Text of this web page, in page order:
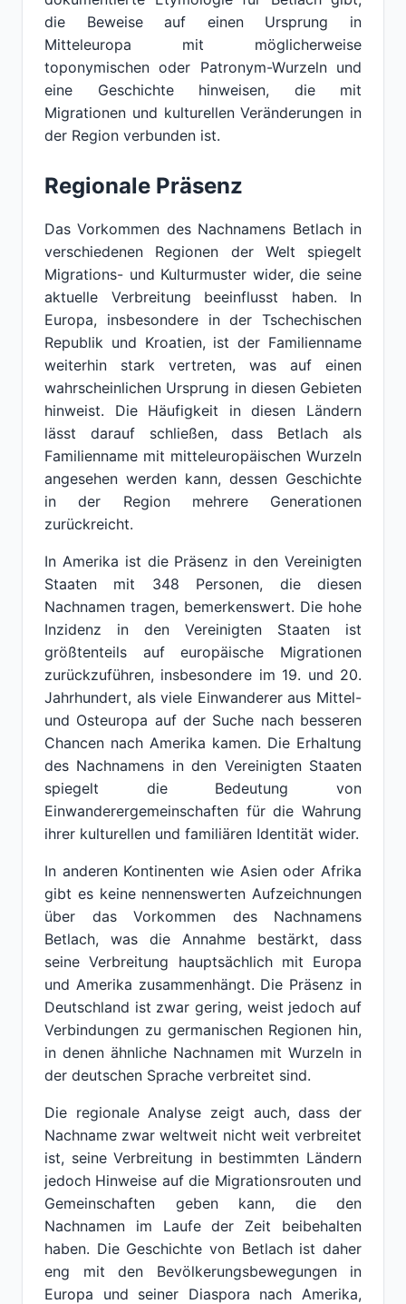
die Beweise auf einen Ursprung in
Mitteleuropa mit möglicherweise
toponymischen oder Patronym-Wurzeln und
eine Geschichte hinweisen, die mit
Migrationen und kulturellen Veränderungen in
der Region verbunden ist.
Regionale Präsenz
Das Vorkommen des Nachnamens Betlach in
verschiedenen Regionen der Welt spiegelt
Migrations- und Kulturmuster wider, die seine
aktuelle Verbreitung beeinflusst haben. In
Europa, insbesondere in der Tschechischen
Republik und Kroatien, ist der Familienname
weiterhin stark vertreten, was auf einen
wahrscheinlichen Ursprung in diesen Gebieten
hinweist. Die Häufigkeit in diesen Ländern
lässt darauf schließen, dass Betlach als
Familienname mit mitteleuropäischen Wurzeln
angesehen werden kann, dessen Geschichte
in der Region mehrere Generationen
zurückreicht.
In Amerika ist die Präsenz in den Vereinigten
Staaten mit 348 Personen, die diesen
Nachnamen tragen, bemerkenswert. Die hohe
Inzidenz in den Vereinigten Staaten ist
größtenteils auf europäische Migrationen
zurückzuführen, insbesondere im 19. und 20.
Jahrhundert, als viele Einwanderer aus Mittel-
und Osteuropa auf der Suche nach besseren
Chancen nach Amerika kamen. Die Erhaltung
des Nachnamens in den Vereinigten Staaten
spiegelt die Bedeutung von
Einwanderergemeinschaften für die Wahrung
ihrer kulturellen und familiären Identität wider.
In anderen Kontinenten wie Asien oder Afrika
gibt es keine nennenswerten Aufzeichnungen
über das Vorkommen des Nachnamens
Betlach, was die Annahme bestärkt, dass
seine Verbreitung hauptsächlich mit Europa
und Amerika zusammenhängt. Die Präsenz in
Deutschland ist zwar gering, weist jedoch auf
Verbindungen zu germanischen Regionen hin,
in denen ähnliche Nachnamen mit Wurzeln in
der deutschen Sprache verbreitet sind.
Die regionale Analyse zeigt auch, dass der
Nachname zwar weltweit nicht weit verbreitet
ist, seine Verbreitung in bestimmten Ländern
jedoch Hinweise auf die Migrationsrouten und
Gemeinschaften geben kann, die den
Nachnamen im Laufe der Zeit beibehalten
haben. Die Geschichte von Betlach ist daher
eng mit den Bevölkerungsbewegungen in
Europa und seiner Diaspora nach Amerika,